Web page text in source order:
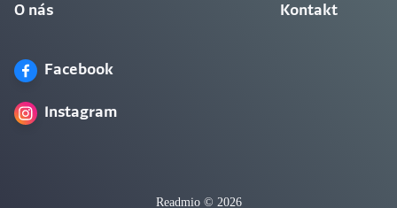
O nás Kontakt
Facebook
Instagram
Readmio © 2026